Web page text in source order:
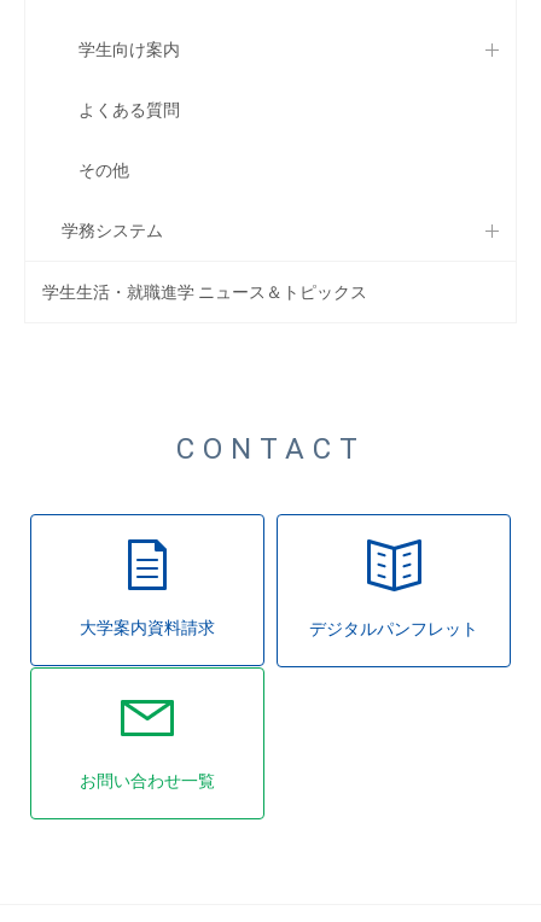
学生向け案内
よくある質問
その他
学務システム
学生生活・就職進学 ニュース＆トピックス
CONTACT
大学案内資料請求 デジタルパンフレット
お問い合わせ一覧